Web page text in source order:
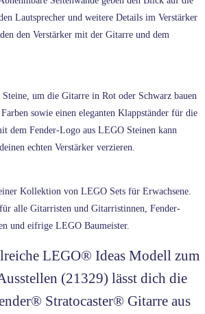
Lautsprecher und weitere Details im Verstärker
den Verstärker mit der Gitarre und dem
Steine, um die Gitarre in Rot oder Schwarz bauen
sowie einen eleganten Klappständer für die
dem Fender-Logo aus LEGO Steinen kann
echten Verstärker verzieren.
Kollektion von LEGO Sets für Erwachsene.
alle Gitarristen und Gitarristinnen, Fender-
und eifrige LEGO Baumeister.
LEGO® Ideas Modell zum
(21329) lässt dich die
Stratocaster® Gitarre aus